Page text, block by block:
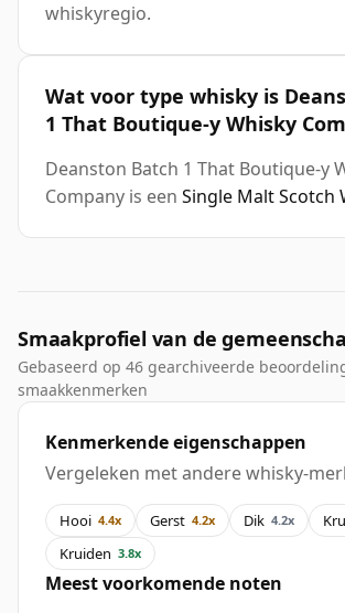
whiskyregio.
Wat voor type whisky is
1 That Boutique-y Whisky
Deanston Batch 1 That Boutique-y
Company is een Single Malt Scotch
Smaakprofiel van de
Gebaseerd op 46 gearchiveerde
smaakkenmerken
Kenmerkende eigenschappen
Vergeleken met andere whisky-
Hooi 4.4x Gerst 4.2x Dik 4.2x
Kruiden 3.8x
Meest voorkomende noten